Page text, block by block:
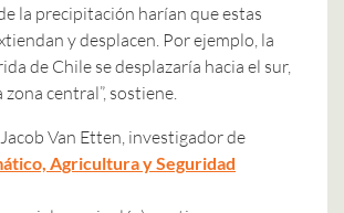
la precipitación harían que estas
y desplacen. Por ejemplo, la
de Chile se desplazaría hacia el sur,
zona central”, sostiene.
Van Etten, investigador de
Agricultura y Seguridad